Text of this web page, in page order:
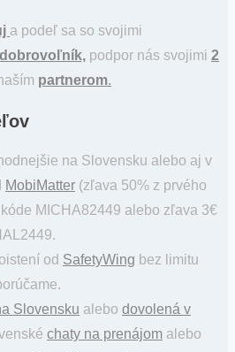
a podeľ sa so svojimi
dobrovoľník, podpor nás svojimi 2
partnerom.
na Slovensku alebo aj v
MobiMatter (zľava 50% z prvého
MICHA82449 alebo zľava 3€
od SafetyWing bez limitu
Slovensku alebo dovolená v
chaty na prenájom alebo